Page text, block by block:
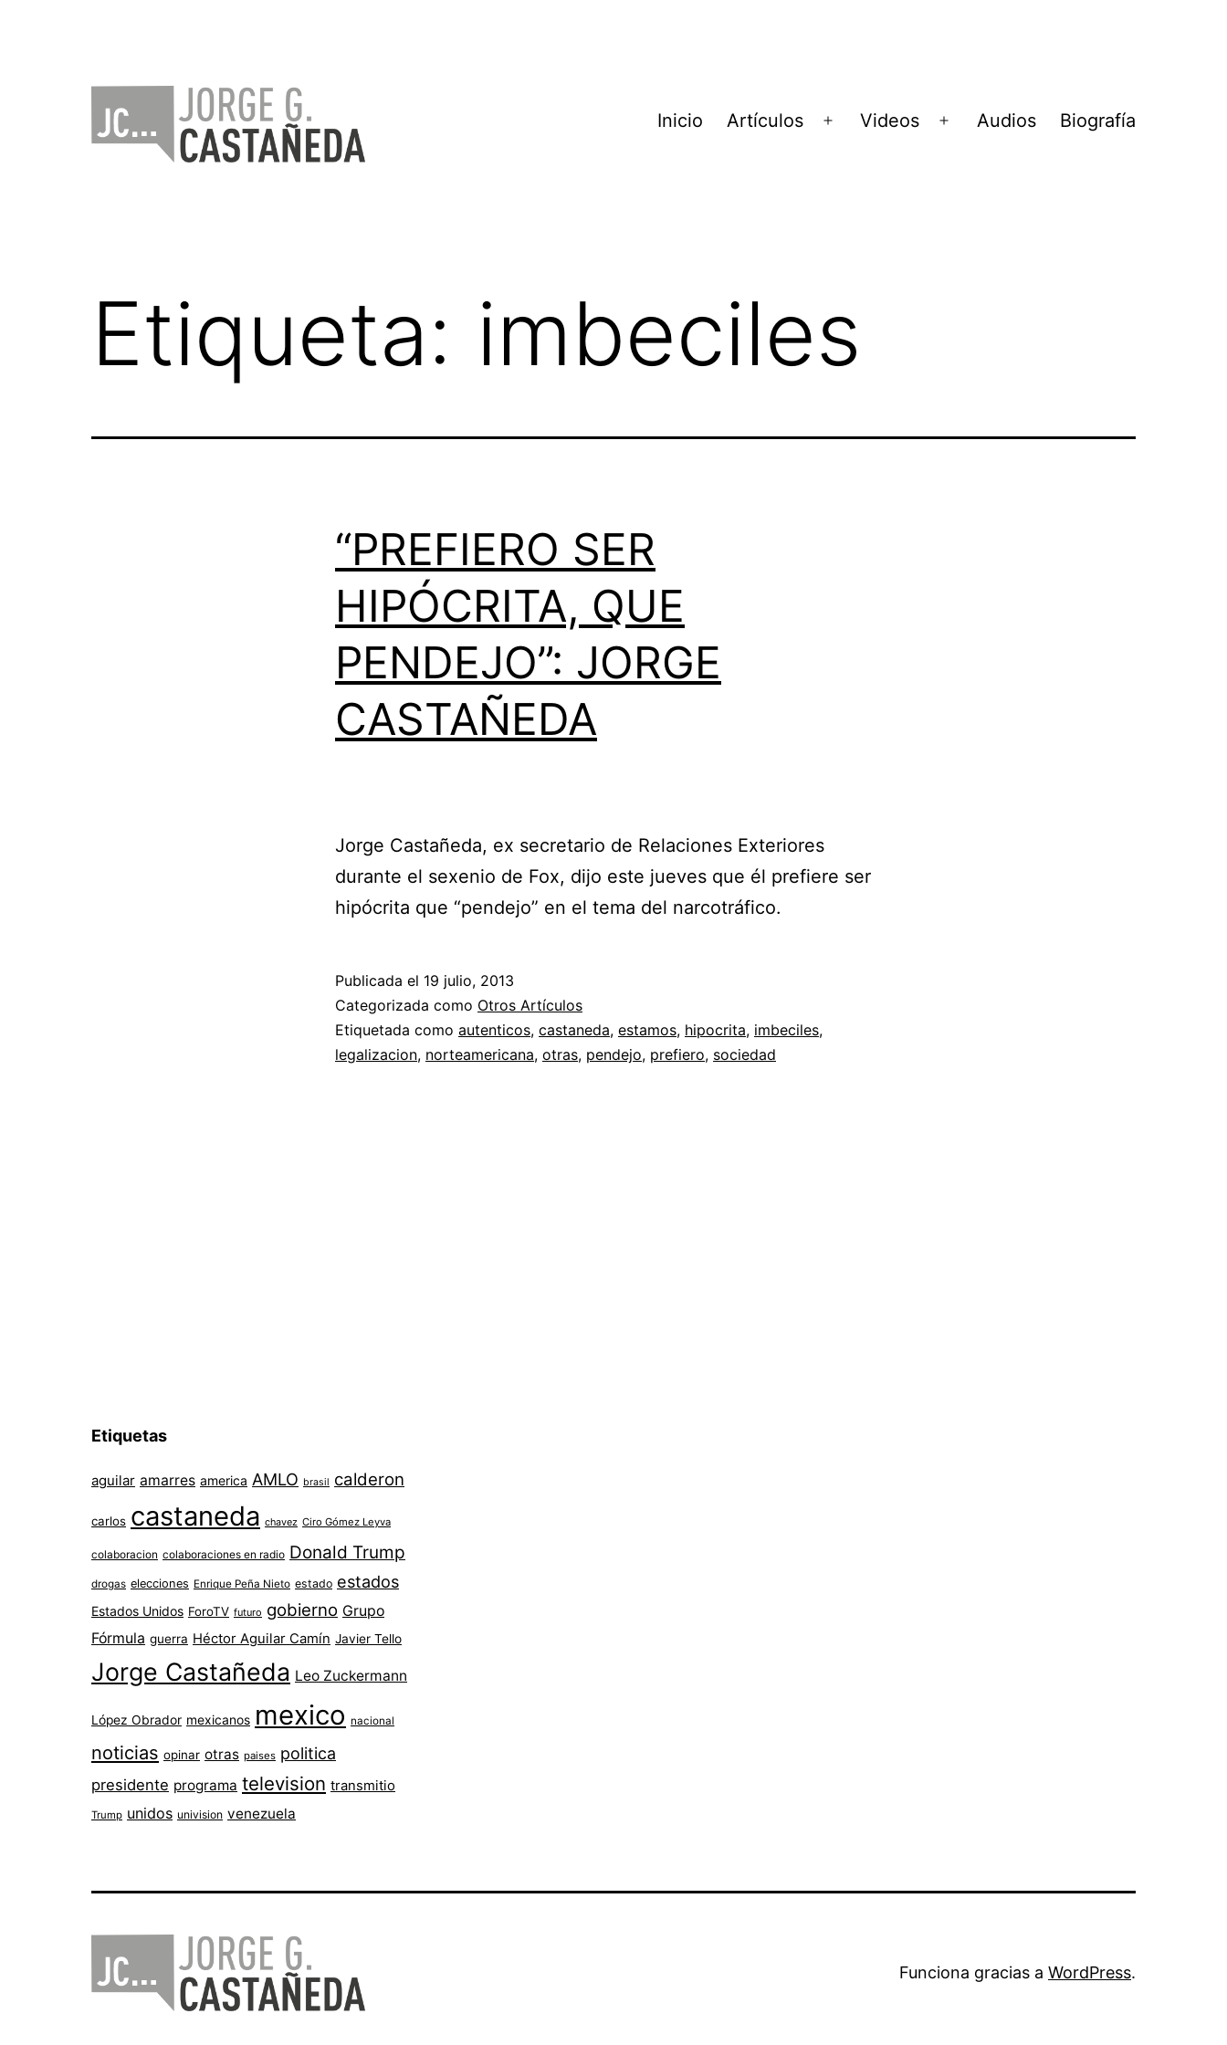
Inicio Artículos
Abrir
Videos
Abrir
Audios Biografía
Etiqueta: imbeciles
“PREFIERO SER
HIPÓCRITA, QUE
PENDEJO”: JORGE
CASTAÑEDA
Jorge Castañeda, ex secretario de Relaciones Exteriores
durante el sexenio de Fox, dijo este jueves que él prefiere ser
hipócrita que “pendejo” en el tema del narcotráfico.
Publicada el 19 julio, 2013
Categorizada como Otros Artículos
Etiquetada como autenticos, castaneda, estamos, hipocrita, imbeciles,
legalizacion, norteamericana, otras, pendejo, prefiero, sociedad
Etiquetas
aguilar amarres america AMLO brasil calderon
carlos castaneda chavez Ciro Gómez Leyva
colaboracion colaboraciones en radio Donald Trump
drogas elecciones Enrique Peña Nieto estado estados
Estados Unidos ForoTV futuro gobierno Grupo
Fórmula guerra Héctor Aguilar Camín Javier Tello
Jorge Castañeda Leo Zuckermann
López Obrador mexicanos mexico nacional
noticias opinar otras paises politica
presidente programa television transmitio
Trump unidos univision venezuela
Funciona gracias a WordPress.